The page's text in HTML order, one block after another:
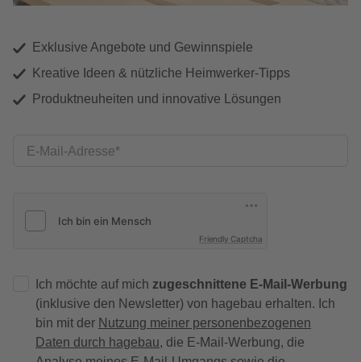
Exklusive Angebote und Gewinnspiele
Kreative Ideen & nützliche Heimwerker-Tipps
Produktneuheiten und innovative Lösungen
E-Mail-Adresse
Friendly Captcha
Ich möchte auf mich zugeschnittene E-Mail-Werbung
(inklusive den Newsletter) von hagebau erhalten. Ich
bin mit der Nutzung meiner personenbezogenen
Daten durch hagebau, die E-Mail-Werbung, die